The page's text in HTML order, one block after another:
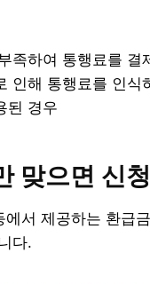
족하여 통행료를 결
인해 통행료를 인식
된 경우
맞으면 신
서 제공하는 환급
다.